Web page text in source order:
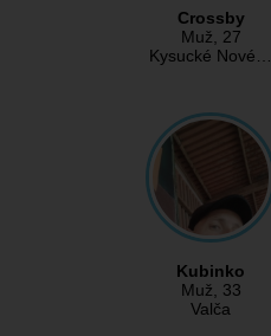
Crossby
Muž, 27
Kysucké Nové…
Kubinko
Muž, 33
Valča